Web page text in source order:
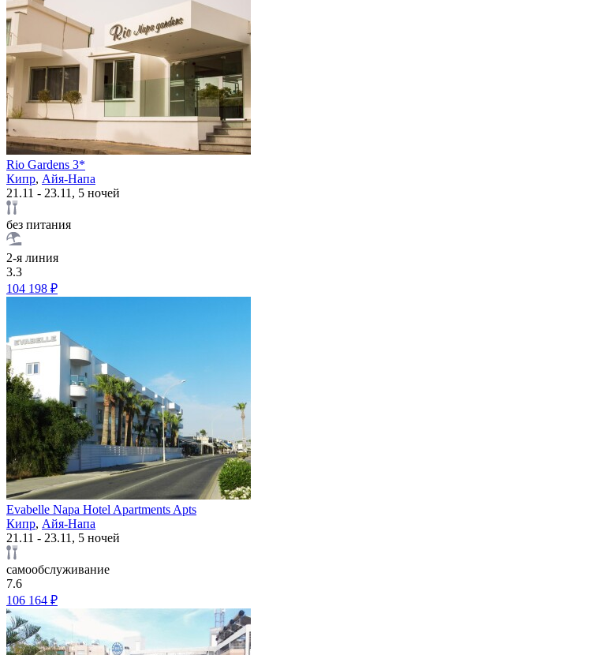
Rio Gardens 3*
Кипр, Айя-Напа
21.11 - 23.11, 5 ночей
без питания
2-я линия
3.3
104 198 ₽
Evabelle Napa Hotel Apartments Apts
Кипр, Айя-Напа
21.11 - 23.11, 5 ночей
самообслуживание
7.6
106 164 ₽